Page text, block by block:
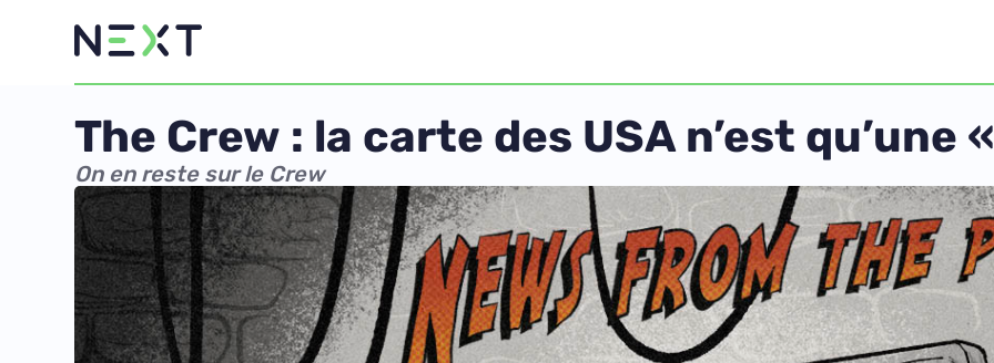
The Crew : la carte des USA n’est
On en reste sur le Crew